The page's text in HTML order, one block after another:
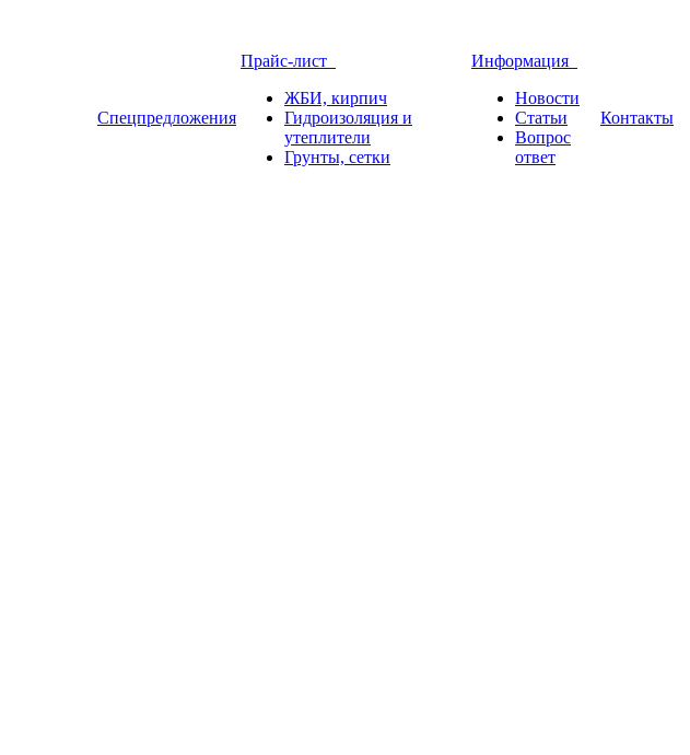
Спецпредложения
Прайс-лист
ЖБИ, кирпич
Гидроизоляция и
утеплители
Грунты, сетки
Информация
Новости
Статьи
Вопрос
ответ
Контакты